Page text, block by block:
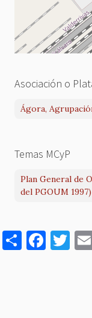
Asociación o
Ágora,
Temas MCyP
Plan General de
del PGOUM 1997)
S
h
F
a
T
w